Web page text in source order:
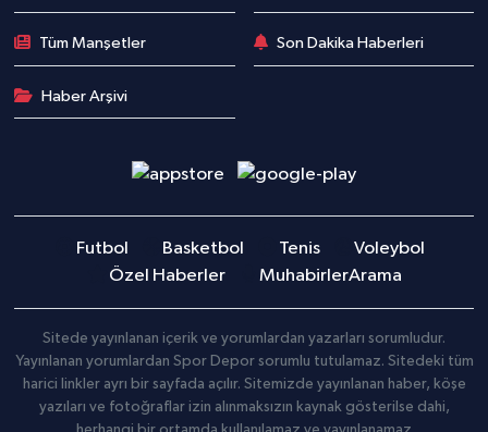
Tüm Manşetler Son Dakika Haberleri
Haber Arşivi
Futbol Basketbol Tenis
Voleybol
Özel Haberler
MuhabirlerArama
Sitede yayınlanan içerik ve yorumlardan yazarları sorumludur.
Yayınlanan yorumlardan Spor Depor sorumlu tutulamaz. Sitedeki tüm
harici linkler ayrı bir sayfada açılır. Sitemizde yayınlanan haber, köşe
yazıları ve fotoğraflar izin alınmaksızın kaynak gösterilse dahi,